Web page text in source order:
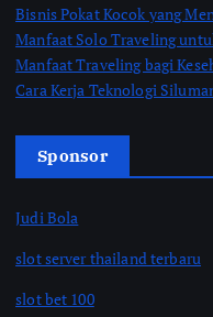
Bisnis Pokat Kocok yang
Manfaat Solo Traveling
Manfaat Traveling bagi
Cara Kerja Teknologi
Sponsor
Judi Bola
slot server thailand terbaru
slot bet 100